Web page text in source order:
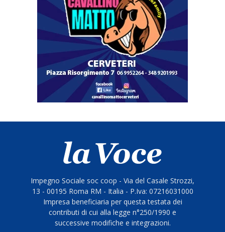
Impegno Sociale soc coop - Via del Casale Strozzi,
13 - 00195 Roma RM - Italia - P.Iva: 07216031000
Impresa beneficiaria per questa testata dei
contributi di cui alla legge n°250/1990 e
successive modifiche e integrazioni.